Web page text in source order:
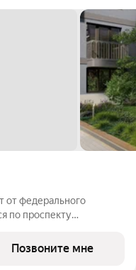
от федерального
по проспекту
5 минут ходьбы до 3
Легко
Позвоните мне